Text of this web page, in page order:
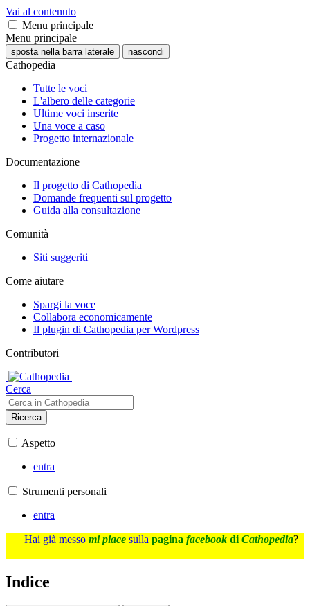
Vai al contenuto
Menu principale
Menu principale
sposta nella barra laterale nascondi
Cathopedia
Tutte le voci
L'albero delle categorie
Ultime voci inserite
Una voce a caso
Progetto internazionale
Documentazione
Il progetto di Cathopedia
Domande frequenti sul progetto
Guida alla consultazione
Comunità
Siti suggeriti
Come aiutare
Spargi la voce
Collabora economicamente
Il plugin di Cathopedia per Wordpress
Contributori
Cerca
Ricerca
Aspetto
entra
Strumenti personali
entra
Hai già messo mi piace sulla pagina facebook di Cathopedia?
Indice